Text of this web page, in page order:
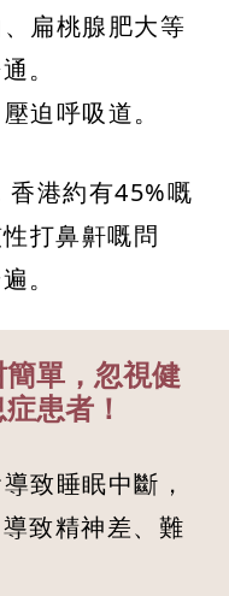
扁桃腺肥大等
。
迫呼吸道。
香港約有45%嘅
打鼻鼾嘅問
。
單，忽視健
患者！
致睡眠中斷，
致精神差、難